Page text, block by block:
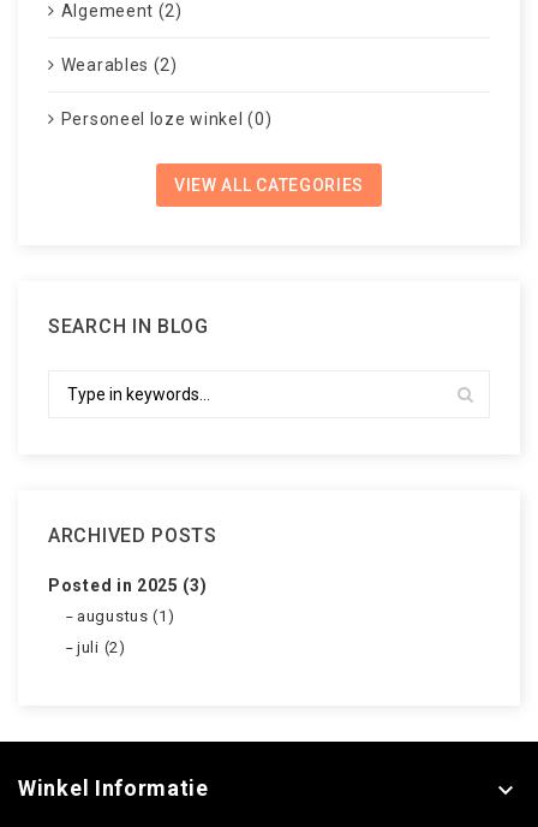
Algemeent (2)
Wearables (2)
Personeel loze winkel (0)
VIEW ALL CATEGORIES
SEARCH IN BLOG
ARCHIVED POSTS
Posted in 2025 (3)
augustus (1)
juli (2)
Winkel Informatie 